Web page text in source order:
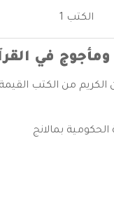
الكتب 1
في
من الكتب القيمة
بمالانج